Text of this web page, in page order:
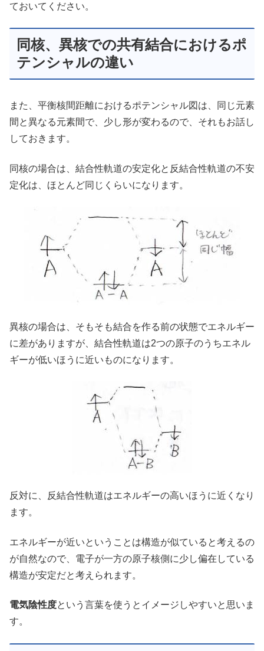
ておいてください。
同核、異核での共有結合におけるポ
テンシャルの違い
また、平衡核間距離におけるポテンシャル図は、同じ元素
間と異なる元素間で、少し形が変わるので、それもお話し
しておきます。
同核の場合は、結合性軌道の安定化と反結合性軌道の不安
定化は、ほとんど同じくらいになります。
異核の場合は、そもそも結合を作る前の状態でエネルギー
に差がありますが、結合性軌道は2つの原子のうちエネル
ギーが低いほうに近いものになります。
反対に、反結合性軌道はエネルギーの高いほうに近くなり
ます。
エネルギーが近いということは構造が似ていると考えるの
が自然なので、電子が一方の原子核側に少し偏在している
構造が安定だと考えられます。
電気陰性度という言葉を使うとイメージしやすいと思いま
す。